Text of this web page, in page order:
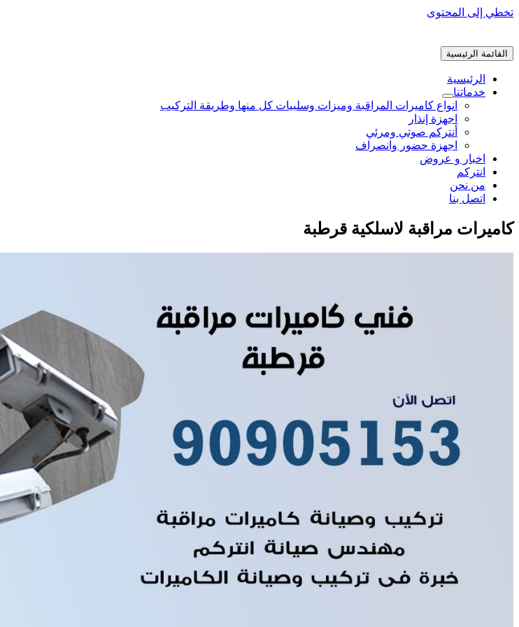
تخطي إلى المحتوى
القائمة الرئيسية
الرئيسية
خدماتنا
انواع كاميرات المراقبة وميزات وسلبيات كل منها وطريقة التركيب
اجهزة إنذار
أنتركم صوتي ومرئي
اجهزة حضور وانصراف
اخبار و عروض
انتركم
من نحن
اتصل بنا
كاميرات مراقبة لاسلكية قرطبة